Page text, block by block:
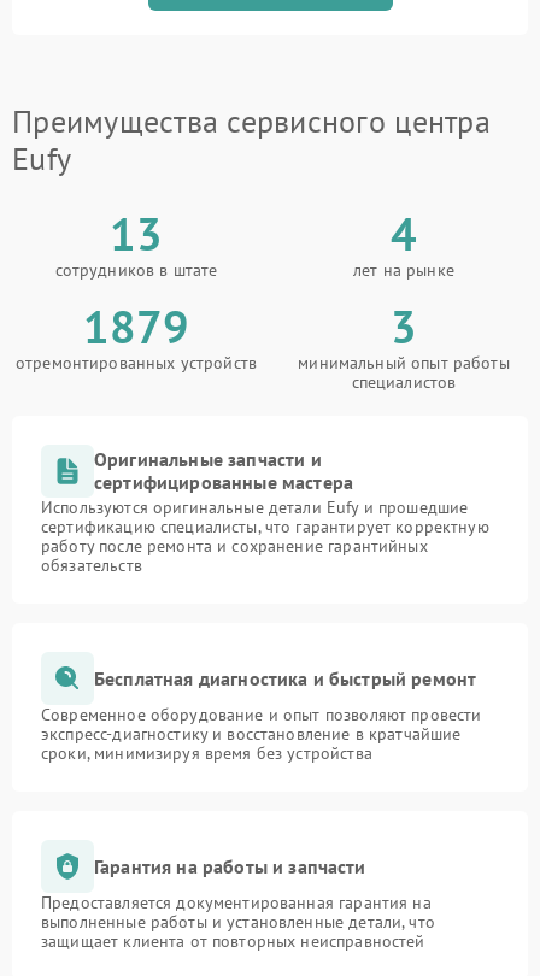
Преимущества сервисного центра
Eufy
13
сотрудников в штате
4
лет на рынке
1879
отремонтированных устройств
3
минимальный опыт работы
специалистов
Оригинальные запчасти и
сертифицированные мастера
Используются оригинальные детали Eufy и прошедшие
сертификацию специалисты, что гарантирует корректную
работу после ремонта и сохранение гарантийных
обязательств
Бесплатная диагностика и быстрый ремонт
Современное оборудование и опыт позволяют провести
экспресс-диагностику и восстановление в кратчайшие
сроки, минимизируя время без устройства
Гарантия на работы и запчасти
Предоставляется документированная гарантия на
выполненные работы и установленные детали, что
защищает клиента от повторных неисправностей